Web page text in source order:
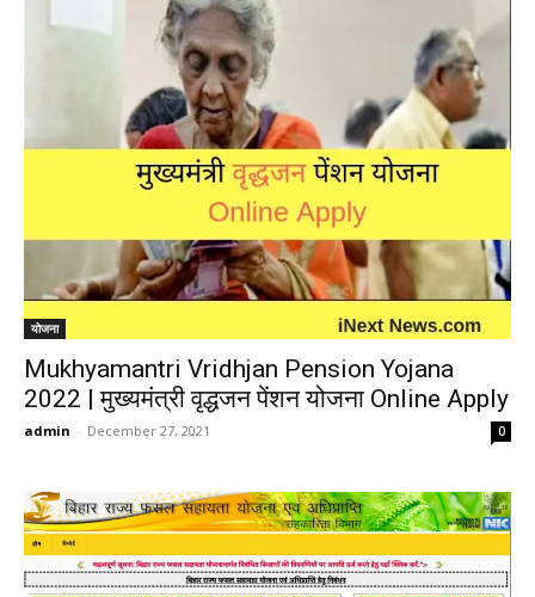
योजना
Mukhyamantri Vridhjan Pension Yojana
2022 | मुख्यमंत्री वृद्धजन पेंशन योजना Online Apply
admin - December 27, 2021 0